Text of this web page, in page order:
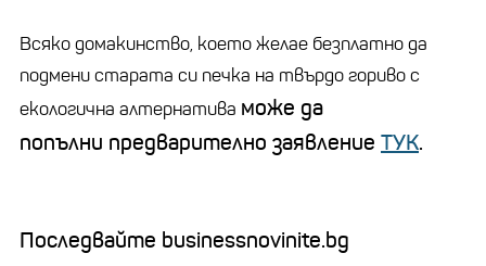
Всяко домакинство, което желае безплатно да
подмени старата си печка на твърдо гориво с
екологична алтернатива може да
попълни предварително заявление ТУК.
Последвайте businessnovinite.bg